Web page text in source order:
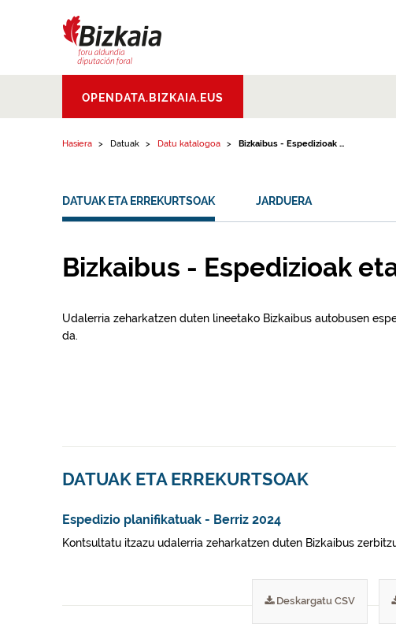
Aldundia.Diputacion
Foral de Bizkaia
OPENDATA.BIZKAIA.EUS
Hasiera Datuak Datu katalogoa Bizkaibus - Espedizioak ...
DATUAK ETA ERREKURTSOAK JARDUERA
Bizkaibus - Espedizioak
Udalerria zeharkatzen duten lineetako Bizkaibus autobusen
da.
DATUAK ETA ERREKURTSOAK
Espedizio planifikatuak - Berriz 2024
Kontsultatu itzazu udalerria zeharkatzen duten Bizkaibus
Deskargatu CSV